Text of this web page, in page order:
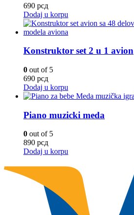
690 рсд
Dodaj u korpu
Konstruktor set 2 u 1 avion
0 out of 5
690 рсд
Dodaj u korpu
Piano muzicki meda
0 out of 5
890 рсд
Dodaj u korpu